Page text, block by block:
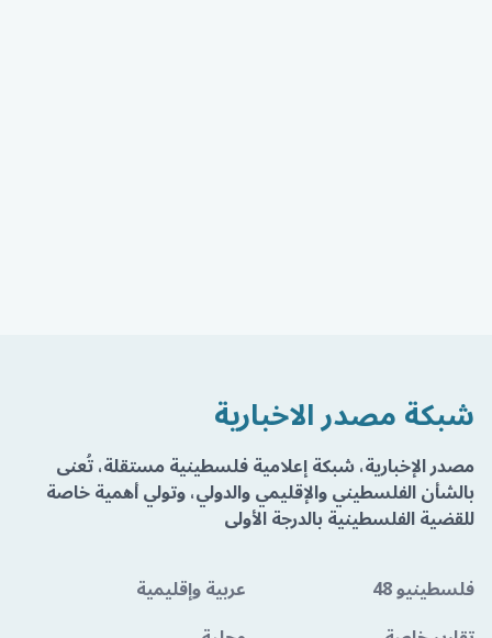
شبكة مصدر الاخبارية
مصدر الإخبارية، شبكة إعلامية فلسطينية مستقلة، تُعنى
بالشأن الفلسطيني والإقليمي والدولي، وتولي أهمية خاصة
للقضية الفلسطينية بالدرجة الأولى
فلسطينيو 48
عربية وإقليمية